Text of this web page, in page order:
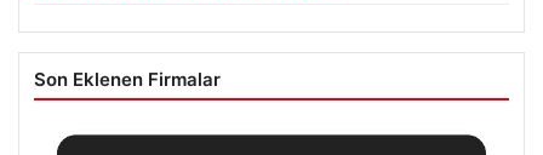
Son Eklenen Firmalar